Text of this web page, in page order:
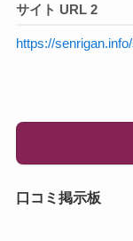
サイト URL 2
https://
口コミ掲示板